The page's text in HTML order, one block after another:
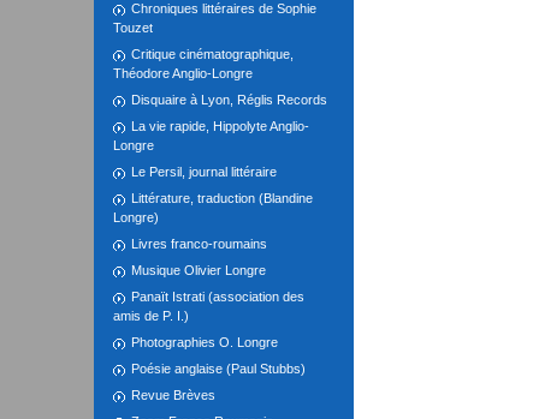
Chroniques littéraires de Sophie
Touzet
Critique cinématographique,
Théodore Anglio-Longre
Disquaire à Lyon, Réglis Records
La vie rapide, Hippolyte Anglio-
Longre
Le Persil, journal littéraire
Littérature, traduction (Blandine
Longre)
Livres franco-roumains
Musique Olivier Longre
Panaït Istrati (association des
amis de P. I.)
Photographies O. Longre
Poésie anglaise (Paul Stubbs)
Revue Brèves